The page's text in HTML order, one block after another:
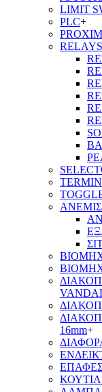
LIMIT
PLC+
RELAYS
16mm+
ΕΠΑΦΕΣ